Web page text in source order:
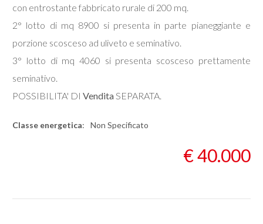
con entrostante fabbricato rurale di 200 mq.
2° lotto di mq 8900 si presenta in parte pianeggiante e
porzione scosceso ad uliveto e seminativo.
3° lotto di mq 4060 si presenta scosceso prettamente
seminativo.
POSSIBILITA' DIVenditaSEPARATA.
Classe energetica: Non Specificato
€ 40.000
Industriali
Terreni
Prezzo